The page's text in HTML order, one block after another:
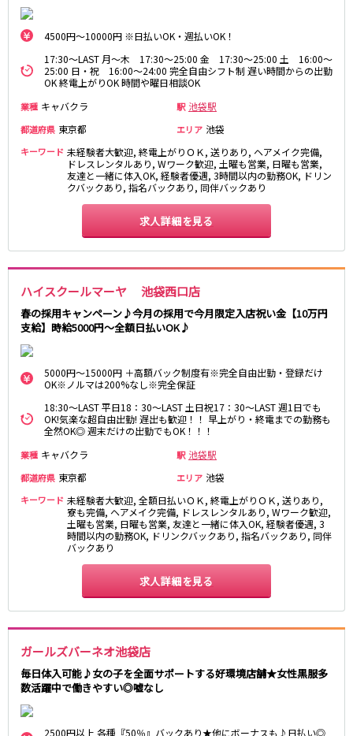
4500円～10000円 ※日払いOK・週払いOK！
17:30～LAST 月～木 17:30～25:00 金 17:30～25:00 土 16:00～
25:00 日・祝 16:00～24:00 完全自由シフト制 遅い時間からの出勤
OK 終電上がりOK 時間や曜日相談OK
業種 キャバクラ 駅 池袋駅
都道府県 東京都 エリア 池袋
キーワード 未経験者大歓迎, 終電上がりＯＫ, 送りあり, ヘアメイク完備,
ドレスレンタルあり, Wワーク歓迎, 土曜も営業, 日曜も営業,
友達と一緒に体入OK, 経験者優遇, 3時間以内の勤務OK, ドリン
クバックあり, 指名バックあり, 同伴バックあり
求人詳細を見る
ハイスクールマーヤ 池袋西口店
春の採用キャンペーン♪今月の採用で今月限定入店祝い金【10万円
支給】時給5000円～全額日払いOK♪
5000円～15000円 ＋高額バック制度有※完全自由出勤・登録だけ
OK※ノルマは200%なし※完全保証
18:30～LAST 平日18：30～LAST 土日祝17：30～LAST 週1日でも
OK!気楽な超自由出勤! 遅出も歓迎！！ 早上がり・終電までの勤務も
全然OK◎ 週末だけの出勤でもOK！！！
業種 キャバクラ 駅 池袋駅
都道府県 東京都 エリア 池袋
キーワード 未経験者大歓迎, 全額日払いＯＫ, 終電上がりＯＫ, 送りあり,
寮も完備, ヘアメイク完備, ドレスレンタルあり, Wワーク歓迎,
土曜も営業, 日曜も営業, 友達と一緒に体入OK, 経験者優遇, 3
時間以内の勤務OK, ドリンクバックあり, 指名バックあり, 同伴
バックあり
求人詳細を見る
ガールズバーネオ池袋店
毎日体入可能♪女の子を全面サポートする好環境店舗★女性黒服多
数活躍中で働きやすい◎嘘なし
2500円以上 各種『50％』バックあり★他にボーナスも♪日払い◎
土浦
水戸
茨城県南
日立
神栖・鹿嶋
勝田
北茨城
群馬県
前橋・伊勢崎
太田
渋川
該当求人 0件 選択した内容で設定
淡路町駅
四ツ谷駅
JR京浜東北線
関内駅
上野駅
大宮駅
川崎駅
赤羽駅
横浜駅
蒲田駅
秋葉原駅
神田駅
御徒町駅
南浦和駅
浦和駅
大船駅
川口駅
日暮里駅
品川駅
北浦和駅
西川口駅
大井町駅
大森駅
東十条駅
西日暮里駅
さいたま新都心駅
都営浅草線
新橋駅
五反田駅
浅草駅
浅草橋駅
東京メトロ銀座線
新橋駅
銀座駅
上野駅
上野広小路駅
渋谷駅
浅草駅
西武新宿線
西武新宿駅
本川越駅
久米川駅
新所沢駅